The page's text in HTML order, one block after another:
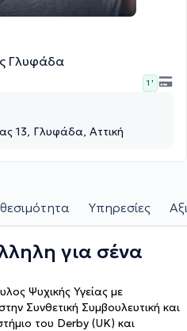
Γλυφάδα
1 '
13, Γλυφάδα, Αττική
Υπηρεσίες
για σένα
Ψυχικής Υγείας με
Συνθετική Συμβουλευτική και
του Derby (UK) και